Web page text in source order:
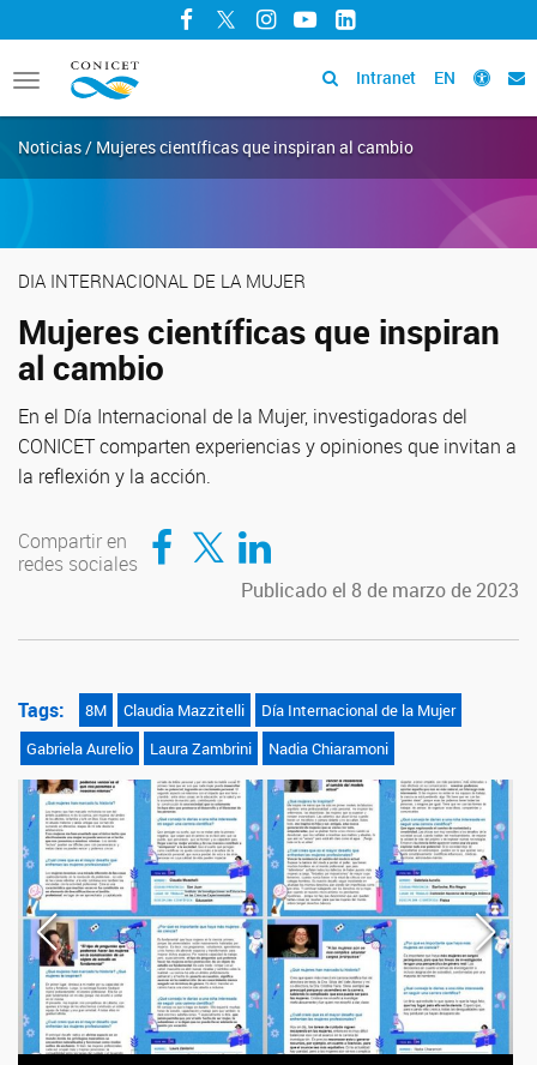
Facebook
TwitterInstagram
YouTubeLinkedIn
Toggle
navigation
Intranet EN
Noticias / Mujeres científicas que inspiran al cambio
DIA INTERNACIONAL DE LA MUJER
Mujeres científicas que inspiran
al cambio
En el Día Internacional de la Mujer, investigadoras del
CONICET comparten experiencias y opiniones que invitan a
la reflexión y la acción.
Compartir en
redes sociales
Compartir en Facebook
Compartir en TwitterCompartir en LinkedIn
Publicado el 8 de marzo de 2023
Tags: 8M Claudia Mazzitelli
Día Internacional de la Mujer
Gabriela Aurelio
Laura Zambrini Nadia Chiaramoni